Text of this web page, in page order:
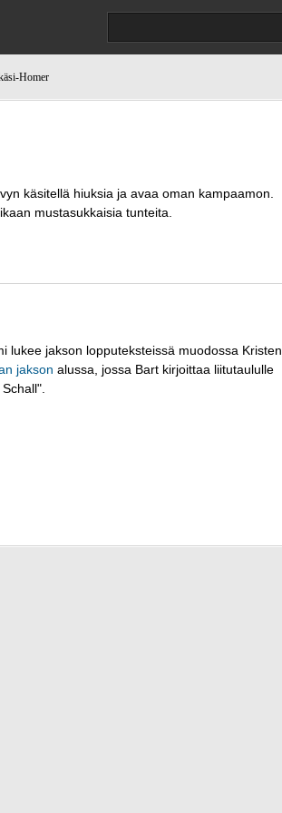
Homer
käsitellä hiuksia ja avaa oman kampaamon.
mustasukkaisia tunteita.
lukee jakson lopputeksteissä muodossa Kristen
jakson alussa, jossa Bart kirjoittaa liitutaululle